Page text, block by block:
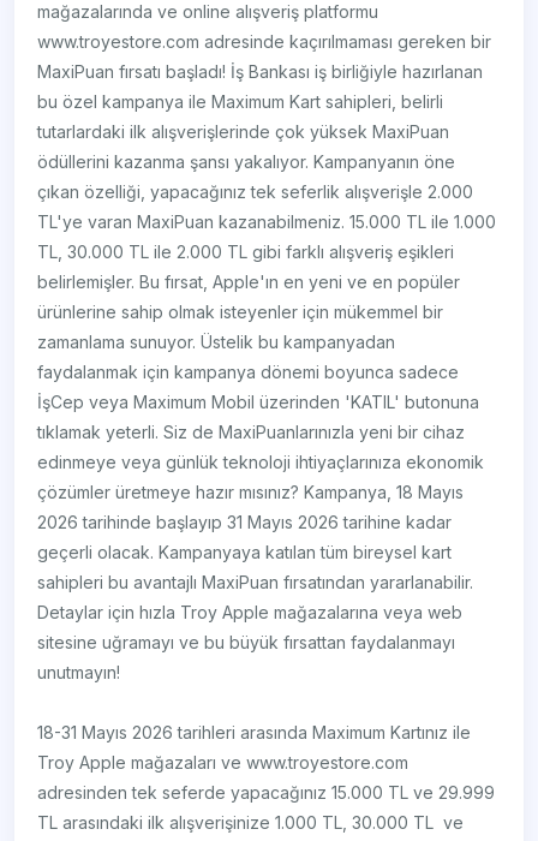
mağazalarında ve online alışveriş platformu
www.troyestore.com adresinde kaçırılmaması gereken bir
MaxiPuan fırsatı başladı! İş Bankası iş birliğiyle hazırlanan
bu özel kampanya ile Maximum Kart sahipleri, belirli
tutarlardaki ilk alışverişlerinde çok yüksek MaxiPuan
ödüllerini kazanma şansı yakalıyor. Kampanyanın öne
çıkan özelliği, yapacağınız tek seferlik alışverişle 2.000
TL'ye varan MaxiPuan kazanabilmeniz. 15.000 TL ile 1.000
TL, 30.000 TL ile 2.000 TL gibi farklı alışveriş eşikleri
belirlemişler. Bu fırsat, Apple'ın en yeni ve en popüler
ürünlerine sahip olmak isteyenler için mükemmel bir
zamanlama sunuyor. Üstelik bu kampanyadan
faydalanmak için kampanya dönemi boyunca sadece
İşCep veya Maximum Mobil üzerinden 'KATIL' butonuna
tıklamak yeterli. Siz de MaxiPuanlarınızla yeni bir cihaz
edinmeye veya günlük teknoloji ihtiyaçlarınıza ekonomik
çözümler üretmeye hazır mısınız? Kampanya, 18 Mayıs
2026 tarihinde başlayıp 31 Mayıs 2026 tarihine kadar
geçerli olacak. Kampanyaya katılan tüm bireysel kart
sahipleri bu avantajlı MaxiPuan fırsatından yararlanabilir.
Detaylar için hızla Troy Apple mağazalarına veya web
sitesine uğramayı ve bu büyük fırsattan faydalanmayı
unutmayın!
​18-31 Mayıs 2026 tarihleri arasında Maximum Kartınız ile
Troy Apple mağazaları ve www.troyestore.com
adresinden tek seferde yapacağınız 15.000 TL ve 29.999
TL arasındaki ilk alışverişinize 1.000 TL, 30.000 TL ve